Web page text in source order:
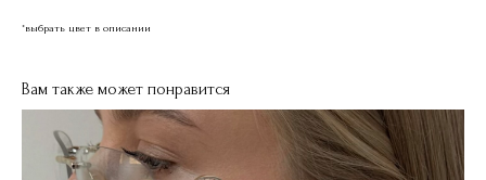
*выбрать цвет в описании
Вам также может понравится